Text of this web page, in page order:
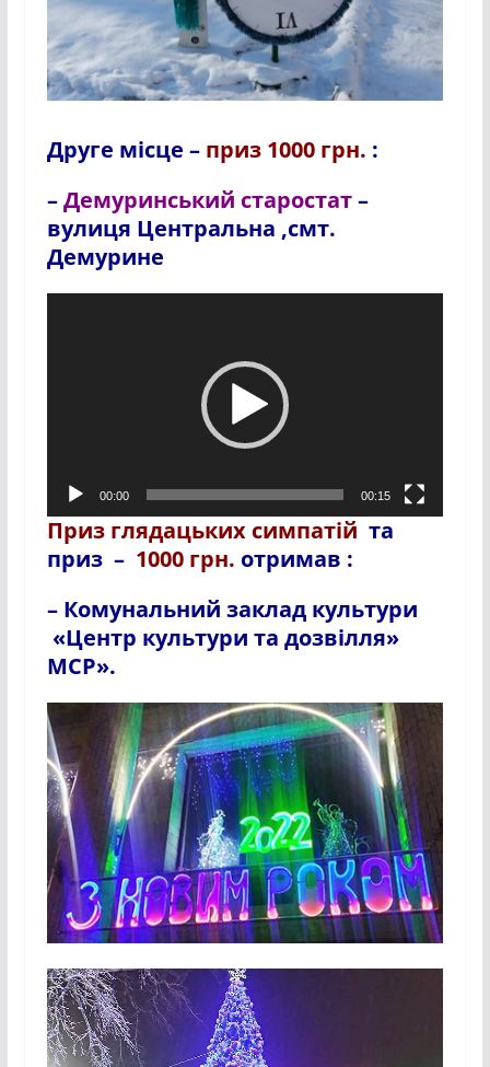
Друге місце – приз 1000 грн. :
–Демуринський старостат–
вулиця Центральна ,смт.
Демурине
00:00 00:15
Приз глядацьких симпатій та
приз – 1000 грн. отримав :
– Комунальний заклад культури
«Центр культури та дозвілля»
МСР».